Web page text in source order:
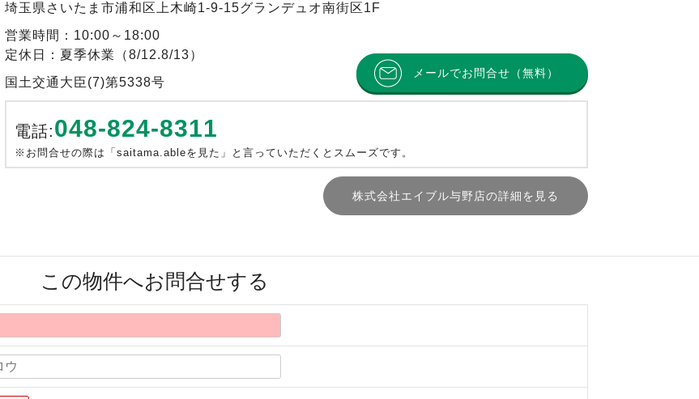
埼玉県さいたま市浦和区上木崎1-9-15グランデュオ南街区1F
営業時間：10:00～18:00
定休日：夏季休業（8/12.8/13）
国土交通大臣(7)第5338号
メールでお問合せ（無料）
電話:048-824-8311
※お問合せの際は「saitama.ableを見た」と言っていただくとスムーズです。
株式会社エイブル与野店の詳細を見る
この物件へお問合せする